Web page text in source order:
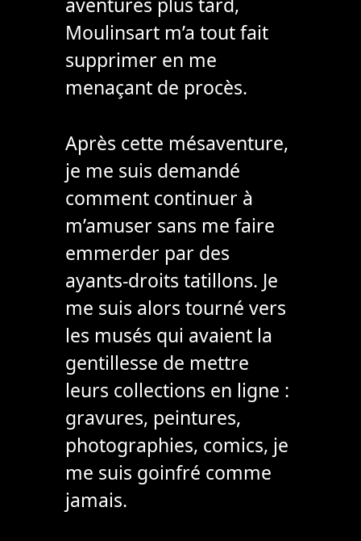
aventures plus tard,
Moulinsart m’a tout fait
supprimer en me
menaçant de procès.
Après cette mésaventure,
je me suis demandé
comment continuer à
m’amuser sans me faire
emmerder par des
ayants-droits tatillons. Je
me suis alors tourné vers
les musés qui avaient la
gentillesse de mettre
leurs collections en ligne :
gravures, peintures,
photographies, comics, je
me suis goinfré comme
jamais.